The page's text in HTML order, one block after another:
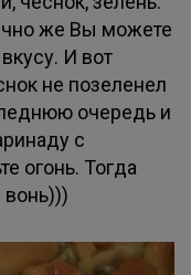
же Вы можете
И вот
не позеленел
очередь и
с
огонь. Тогда
вонь)))